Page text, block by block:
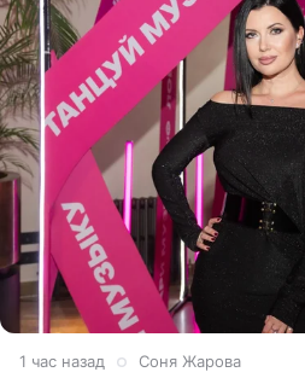
1 час назад Соня Жарова